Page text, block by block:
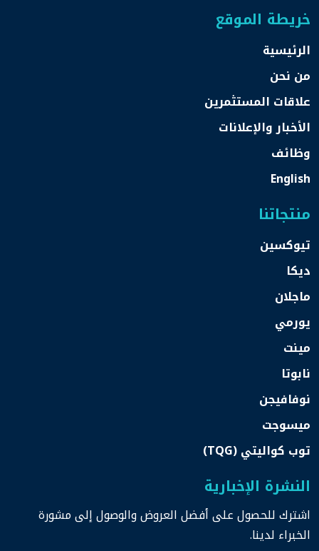
خريطة الموقع
الرئيسية
من نحن
علاقات المستثمرين
الأخبار والإعلانات
وظائف
English
منتجاتنا
تيوكسين
ديكا
ماجلان
يورمي
مينت
نابوتا
نوفافيجن
ميسوجت
توب كواليتي (TQG)
النشرة الإخبارية
اشترك للحصول على أفضل العروض والوصول إلى مشورة
الخبراء لدينا.